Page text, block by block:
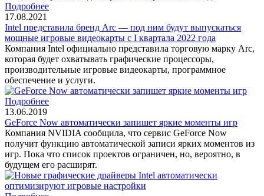
Подробнее
17.08.2021
Intel представила бренд Arc — под ним будут выпускаться
мощные игровые видеокарты с I квартала 2022 года
Компания Intel официально представила торговую марку Arc,
которая будет охватывать графические процессоры,
производительные игровые видеокарты, программное
обеспечение и услуги.
Подробнее
13.06.2019
GeForce Now автоматически запишет яркие моменты игр
Компания NVIDIA сообщила, что сервис GeForce Now
получит функцию автоматической записи ярких моментов из
игр. Пока что список проектов ограничен, но, вероятно, в
будущем его расширят.